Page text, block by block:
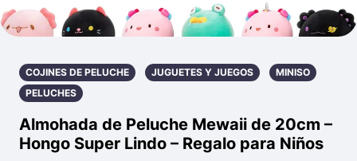
COJINES DE PELUCHE JUGUETES Y JUEGOS
MINISO
PELUCHES
Almohada de Peluche Mewaii de 20cm –
Hongo Super Lindo – Regalo para Niños